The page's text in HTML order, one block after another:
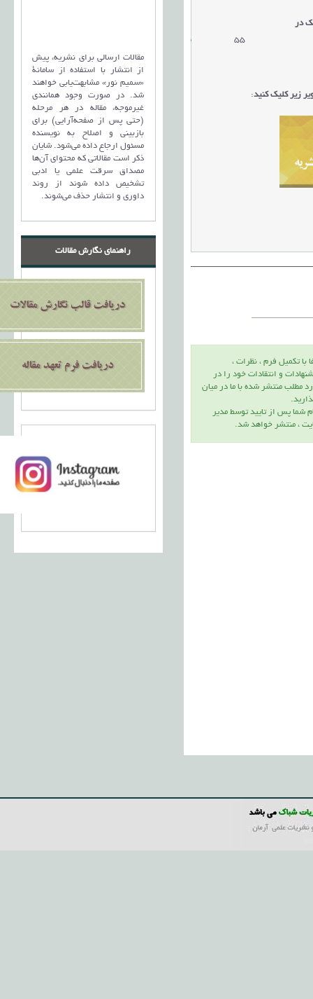
در
55
دریافت مقاله
زیر کلیک کنید:
با تكميل فرم ، نظرات ،
و انتقادات خود را در
مطلب منتشر شده با ما در ميان
شما پس از تاييد توسط مدير
، منتشر خواهد شد.
مقالات ارسالی برای نشریه، پیش
از انتشار با استفاده از سامانۀ
«سمیم نور» مشابهت‌یابی خواهند
شد. در صورت وجود همانندی
غیرموجه، مقاله در هر مرحله
(حتی پس از صفحه‌آرایی) برای
بازبینی و اصلاح به نویسنده
مسئول ارجاع داده می‌شود. شایان
ذکر است مقالاتی که محتوای آن‌ها
مصداق سرقت علمی یا ادبی
تشخیص داده شوند از روند
داوری و انتشار حذف می‌شوند.
راهنمای نگارش مقالات